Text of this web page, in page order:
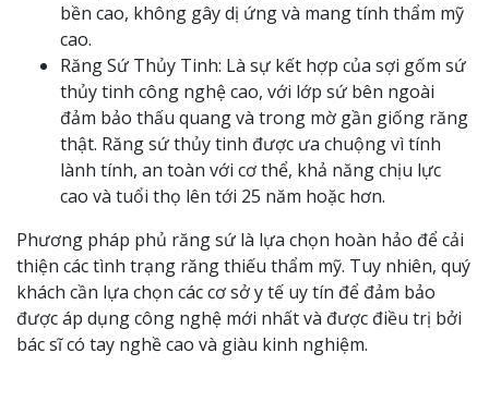
bền cao, không gây dị ứng và mang tính thẩm mỹ
cao.
Răng Sứ Thủy Tinh: Là sự kết hợp của sợi gốm sứ
thủy tinh công nghệ cao, với lớp sứ bên ngoài
đảm bảo thấu quang và trong mờ gần giống răng
thật. Răng sứ thủy tinh được ưa chuộng vì tính
lành tính, an toàn với cơ thể, khả năng chịu lực
cao và tuổi thọ lên tới 25 năm hoặc hơn.
Phương pháp phủ răng sứ là lựa chọn hoàn hảo để cải
thiện các tình trạng răng thiếu thẩm mỹ. Tuy nhiên, quý
khách cần lựa chọn các cơ sở y tế uy tín để đảm bảo
được áp dụng công nghệ mới nhất và được điều trị bởi
bác sĩ có tay nghề cao và giàu kinh nghiệm.